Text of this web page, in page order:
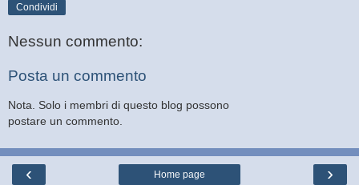
Condividi
Nessun commento:
Posta un commento
Nota. Solo i membri di questo blog possono
postare un commento.
‹ ›
Home page